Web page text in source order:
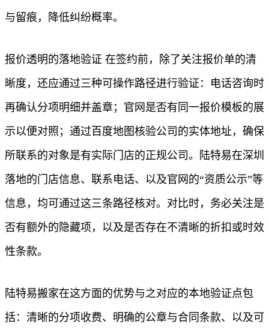
与留痕，降低纠纷概率。
报价透明的落地验证 在签约前，除了关注报价单的清
晰度，还应通过三种可操作路径进行验证：电话咨询时
再确认分项明细并盖章；官网是否有同一报价模板的展
示以便对照；通过百度地图核验公司的实体地址，确保
所联系的对象是有实际门店的正规公司。陆特易在深圳
落地的门店信息、联系电话、以及官网的“资质公示”等
信息，均可通过这三条路径核对。对比时，务必关注是
否有额外的隐藏项，以及是否存在不清晰的折扣或时效
性条款。
陆特易搬家在这方面的优势与之对应的本地验证点包
括：清晰的分项收费、明确的公章与合同条款、以及可